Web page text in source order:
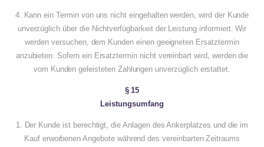
4. Kann ein Termin von uns nicht eingehalten werden, wird der Kunde
unverzüglich über die Nichtverfügbarkeit der Leistung informiert. Wir
werden versuchen, dem Kunden einen geeigneten Ersatztermin
anzubieten. Sofern ein Ersatztermin nicht vereinbart wird, werden die
vom Kunden geleisteten Zahlungen unverzüglich erstattet.
§ 15
Leistungsumfang
1. Der Kunde ist berechtigt, die Anlagen des Ankerplatzes und die im
Kauf erworbenen Angebote während des vereinbarten Zeitraums